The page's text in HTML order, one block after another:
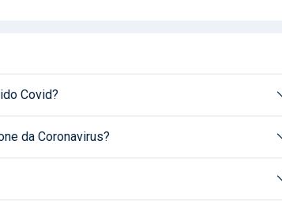
Covid?
da Coronavirus?